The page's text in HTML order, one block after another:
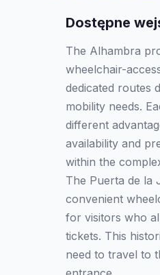
Dostępne
The Alhambra
wheelchair-
dedicated routes
mobility needs.
different
availability and
within the
The Puerta de la
convenient
for visitors who
tickets. This
need to travel to